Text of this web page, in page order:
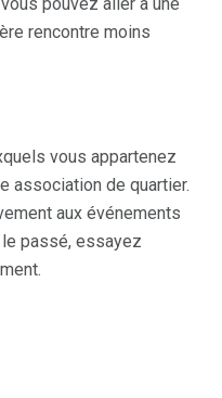
rencontre moins
vous appartenez
association de quartier.
aux événements
passé, essayez